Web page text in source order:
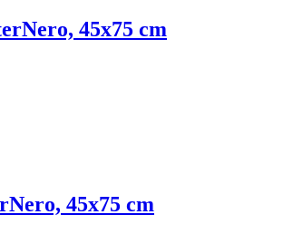
Nero, 45x75 cm
Nero, 45x75 cm